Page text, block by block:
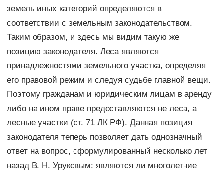
земель иных категорий определяются в
соответствии с земельным законодательством.
Таким образом, и здесь мы видим такую же
позицию законодателя. Леса являются
принадлежностями земельного участка, определяя
его правовой режим и следуя судьбе главной вещи.
Поэтому гражданам и юридическим лицам в аренду
либо на ином праве предоставляются не леса, а
лесные участки (ст. 71 ЛК РФ). Данная позиция
законодателя теперь позволяет дать однозначный
ответ на вопрос, сформулированный несколько лет
назад В. Н. Уруковым: являются ли многолетние